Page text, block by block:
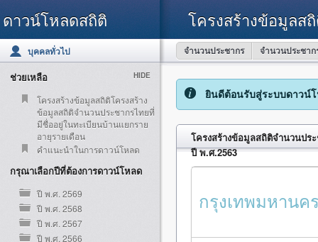
ดาวน์โหลดสถิติ โครงสร้างข้อมูลส
บุคคลทั่วไป จำนวนประชากร จำนวนประชาก
ช่วยเหลือ HIDE
โครงสร้างข้อมูลสถิติโครงสร้าง
ข้อมูลสถิติจำนวนประชากรไทยที่
มีชื่ออยู่ในทะเบียนบ้านแยกราย
อายุรายเดือน
คำแนะนำในการดาวน์โหลด
กรุณาเลือกปีที่ต้องการดาวน์โหลด
ปี พ.ศ. 2569
ปี พ.ศ. 2568
ปี พ.ศ. 2567
ปี พ.ศ. 2566
ยินดีต้อนรับสู่ระบบดาวน์
โครงสร้างข้อมูลสถิติจำนวนปร
ปี พ.ศ.2563
กรุงเทพมหานค